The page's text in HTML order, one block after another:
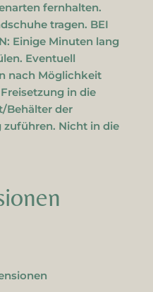
fernhalten.
tragen. BEI
Einige Minuten lang
Eventuell
nach Möglichkeit
in die
Behälter der
Nicht in die